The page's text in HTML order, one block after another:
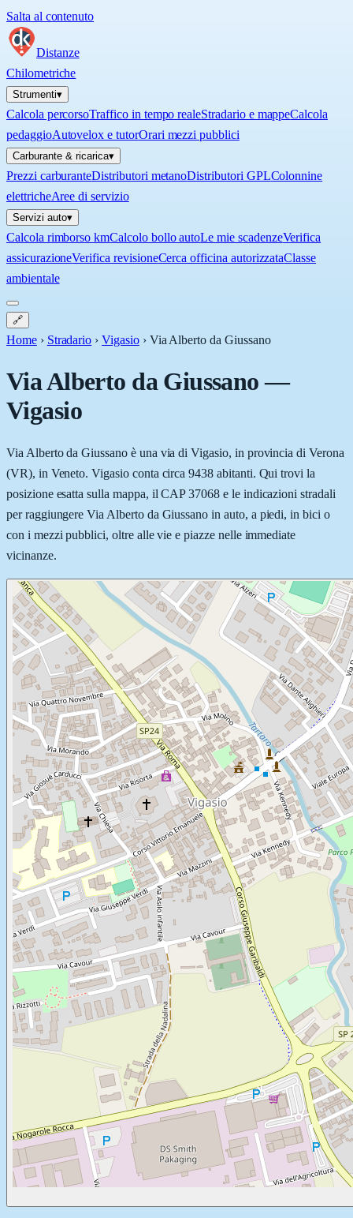
Salta al contenuto
Distanze
Chilometriche
Strumenti▾
Calcola percorsoTraffico in tempo realeStradario e mappeCalcola
pedaggioAutovelox e tutorOrari mezzi pubblici
Carburante & ricarica▾
Prezzi carburanteDistributori metanoDistributori GPLColonnine
elettricheAree di servizio
Servizi auto▾
Calcola rimborso kmCalcolo bollo autoLe mie scadenzeVerifica
assicurazioneVerifica revisioneCerca officina autorizzataClasse
ambientale
🔗
Home › Stradario › Vigasio › Via Alberto da Giussano
Via Alberto da Giussano—
Vigasio
Via Alberto da Giussano è una via di Vigasio, in provincia di Verona
(VR), in Veneto. Vigasio conta circa 9438 abitanti. Qui trovi la
posizione esatta sulla mappa, il CAP 37068 e le indicazioni stradali
per raggiungere Via Alberto da Giussano in auto, a piedi, in bici o
con i mezzi pubblici, oltre alle vie e piazze nelle immediate
vicinanze.